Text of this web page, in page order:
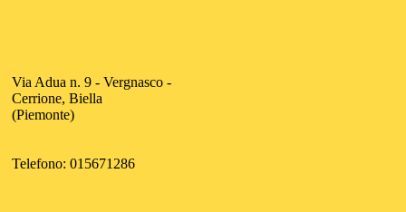
Via Adua n. 9 - Vergnasco -
Cerrione, Biella
(Piemonte)
Telefono: 015671286